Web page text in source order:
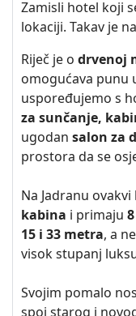
Zamisli hotel koji
lokaciji. Takav je
Riječ je o drvenoj
omogućava punu
uspoređujemo s
za sunčanje,
ugodan salon za
prostora da se
Na Jadranu
kabina i primaju
15 i 33 metra, a
visok stupanj
Svojim pomalo
spoj starog i